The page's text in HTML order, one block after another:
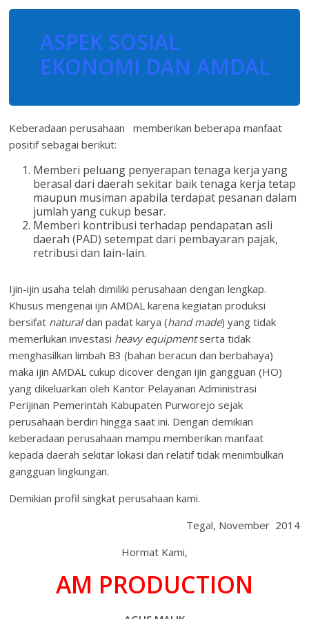
ASPEK SOSIAL
EKONOMI DAN AMDAL
Keberadaan perusahaan memberikan beberapa manfaat
positif sebagai berikut:
Memberi peluang penyerapan tenaga kerja yang
berasal dari daerah sekitar baik tenaga kerja tetap
maupun musiman apabila terdapat pesanan dalam
jumlah yang cukup besar.
Memberi kontribusi terhadap pendapatan asli
daerah (PAD) setempat dari pembayaran pajak,
retribusi dan lain-lain.
Ijin-ijin usaha telah dimiliki perusahaan dengan lengkap.
Khusus mengenai ijin AMDAL karena kegiatan produksi
bersifat naturaldan padat karya (hand made) yang tidak
memerlukan investasi heavy equipmentserta tidak
menghasilkan limbah B3 (bahan beracun dan berbahaya)
maka ijin AMDAL cukup dicover dengan ijin gangguan (HO)
yang dikeluarkan oleh Kantor Pelayanan Administrasi
Perijinan Pemerintah Kabupaten Purworejo sejak
perusahaan berdiri hingga saat ini. Dengan demikian
keberadaan perusahaan mampu memberikan manfaat
kepada daerah sekitar lokasi dan relatif tidak menimbulkan
gangguan lingkungan.
Demikian profil singkat perusahaan kami.
Tegal, November 2014
Hormat Kami,
AM PRODUCTION